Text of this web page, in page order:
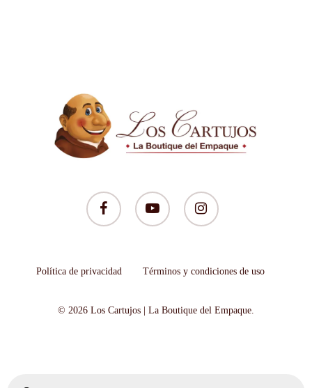
facebook youtube instagram
Política de privacidad Términos y condiciones de uso
© 2026 Los Cartujos | La Boutique del Empaque.